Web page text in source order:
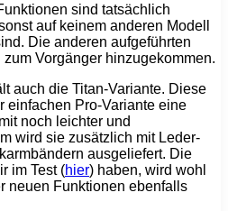
sind tatsächlich
auf keinem anderen Modell
Die anderen aufgeführten
Vorgänger hinzugekommen.
auch die Titan-Variante. Diese
einfachen Pro-Variante eine
noch leichter und
wird sie zusätzlich mit Leder-
ausgeliefert. Die
im Test (hier) haben, wird wohl
neuen Funktionen ebenfalls